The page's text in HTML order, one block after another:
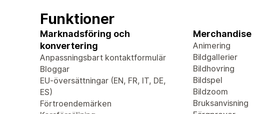
Funktioner
Marknadsföring och
konvertering
Anpassningsbart kontaktformulär
Bloggar
EU-översättningar (EN, FR, IT, DE,
ES)
Förtroendemärken
Merchandise
Animering
Bildgallerier
Bildhovring
Bildspel
Bildzoom
Bruksanvisning